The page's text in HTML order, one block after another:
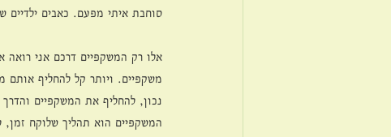
סוחבת איתי מפעם. כאבים ילדיים
אלו רק המשקפיים דרכם אני
משקפיים. ויותר קל להחליף אותם
נכון, להחליף את המשקפיים
המשקפיים הוא תהליך שלוקח זמן,